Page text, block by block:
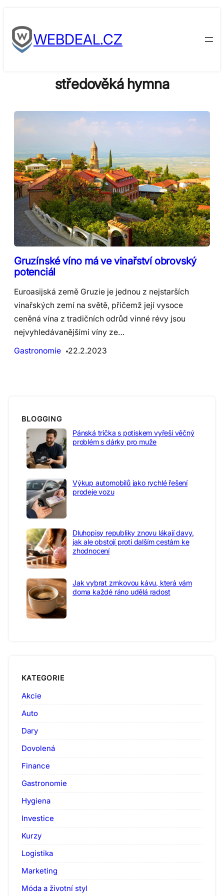
to
contentWEBDEAL.CZ
středověká hymna
Gruzínské víno má ve vinařství obrovský
potenciál
Euroasijská země Gruzie je jednou z nejstarších
vinařských zemí na světě, přičemž její vysoce
ceněná vína z tradičních odrůd vinné révy jsou
nejvyhledávanějšími víny ze…
Gastronomie
22.2.2023
BLOGGING
Pánská trička s potiskem vyřeší věčný
problém s dárky pro muže
Výkup automobilů jako rychlé řešení
prodeje vozu
Dluhopisy republiky znovu lákají davy,
jak ale obstojí proti dalším cestám ke
zhodnocení
Jak vybrat zrnkovou kávu, která vám
doma každé ráno udělá radost
KATEGORIE
Akcie
Auto
Dary
Dovolená
Finance
Gastronomie
Hygiena
Investice
Kurzy
Logistika
Marketing
Móda a životní styl